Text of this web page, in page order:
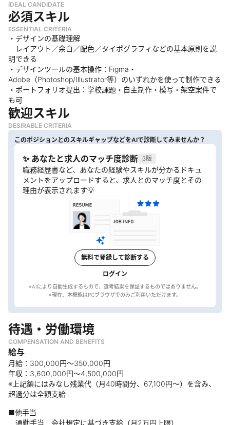
IDEAL CANDIDATE
必須スキル
ESSENTIAL CRITERIA
・デザインの基礎理解
レイアウト／余白／配色／タイポグラフィなどの基本原則を説
明できる
・デザインツールの基本操作：Figma・
Adobe（Photoshop/Illustrator等）のいずれかを使って制作できる
・ポートフォリオ提出：学校課題・自主制作・模写・架空案件で
も可
歓迎スキル
DESIRABLE CRITERIA
このポジションとのスキルギャップなどをAIで診断してみませんか？
✨ あなたと求人のマッチ度診断 β版
職務経歴書など、あなたの経験やスキルが分かるドキュ
メントをアップロードすると、求人とのマッチ度とその
理由が表示されます💡
無料で登録して診断する
ログイン
※AIにより自動生成するもので、選考結果を保証するものではありません。
待遇・労働環境
COMPENSATION AND BENEFITS
給与
月給：300,000円～350,000円
年収：3,600,000円～4,500,000円
※上記額にはみなし残業代（月40時間分、67,100円～）を含み、
超過分は全額支給
■他手当
通勤手当 会社規定に基づき支給（月2万円上限）